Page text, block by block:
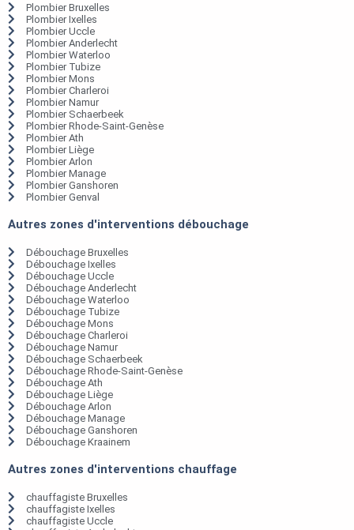
Plombier Bruxelles
Plombier Ixelles
Plombier Uccle
Plombier Anderlecht
Plombier Waterloo
Plombier Tubize
Plombier Mons
Plombier Charleroi
Plombier Namur
Plombier Schaerbeek
Plombier Rhode-Saint-Genèse
Plombier Ath
Plombier Liège
Plombier Arlon
Plombier Manage
Plombier Ganshoren
Plombier Genval
Autres zones d'interventions débouchage
Débouchage Bruxelles
Débouchage Ixelles
Débouchage Uccle
Débouchage Anderlecht
Débouchage Waterloo
Débouchage Tubize
Débouchage Mons
Débouchage Charleroi
Débouchage Namur
Débouchage Schaerbeek
Débouchage Rhode-Saint-Genèse
Débouchage Ath
Débouchage Liège
Débouchage Arlon
Débouchage Manage
Débouchage Ganshoren
Débouchage Kraainem
Autres zones d'interventions chauffage
chauffagiste Bruxelles
chauffagiste Ixelles
chauffagiste Uccle